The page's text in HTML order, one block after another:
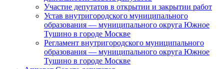
Участие депутатов в открытии и закрытии работ
Устав внутригородского муниципального
образования — муниципального округа Южное
Тушино в городе Москве
Регламент внутригородского муниципального
образования — муниципального округа Южное
Тушино в городе Москве